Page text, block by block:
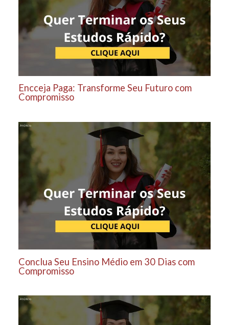
Encceja Paga: Transforme Seu Futuro com
Compromisso
Conclua Seu Ensino Médio em 30 Dias com
Compromisso